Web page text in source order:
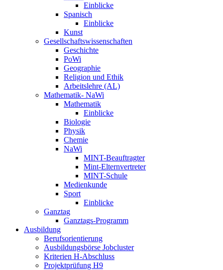
Einblicke
Spanisch
Einblicke
Kunst
Gesellschaftswissenschaften
Geschichte
PoWi
Geographie
Religion und Ethik
Arbeitslehre (AL)
Mathematik- NaWi
Mathematik
Einblicke
Biologie
Physik
Chemie
NaWi
MINT-Beauftragter
Mint-Elternvertreter
MINT-Schule
Medienkunde
Sport
Einblicke
Ganztag
Ganztags-Programm
Ausbildung
Berufsorientierung
Ausbildungsbörse Jobcluster
Kriterien H-Abschluss
Projektprüfung H9